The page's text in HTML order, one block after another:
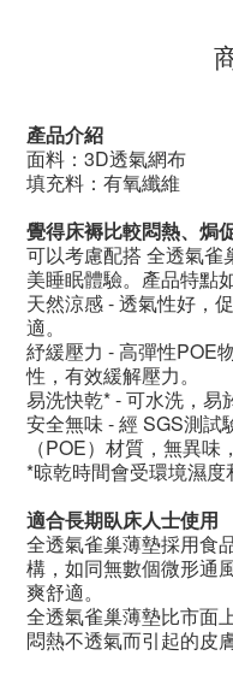
產品介紹
面料： 3D透氣網布
填充料：有氧纖維
覺得床褥比較悶熱、焗
可以考慮配搭 全透氣雀
美睡眠體驗。產品特點
天然涼感-透氣性好，
適。
紓緩壓力 -高彈性POE
性，有效緩解壓力。
易洗快乾* -可水洗，易
安全無味-經 SGS測試
（POE）材質，無異味
*晾乾時間會受環境濕度
適合長期臥床人士使用
全透氣雀巢薄墊採用食
構，如同無數個微形通
爽舒適。
全透氣雀巢薄墊比市面
悶熱不透氣而引起的皮